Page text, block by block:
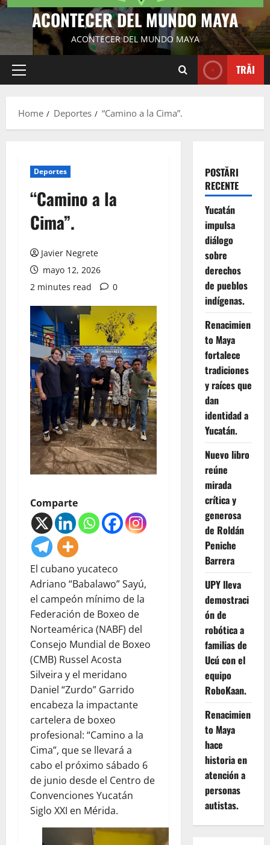
ACONTECER DEL MUNDO MAYA
ACONTECER DEL MUNDO MAYA
Primary
TRĂI
Home Deportes “Camino a la Cima”.
Deportes
“Camino a la
Cima”.
Javier Negrete
mayo 12, 2026
2 minutes read
0
Comparte
El cubano yucateco
Adriano “Babalawo” Sayú,
el campeón mínimo de la
Federación de Boxeo de
Norteamérica (NABF) del
Consejo Mundial de Boxeo
(CMB) Russel Acosta
Silveira y el meridano
Daniel “Zurdo” Garrido
encabeza la impactante
cartelera de boxeo
profesional: “Camino a la
Cima”, que se llevará a
cabo el próximo sábado 6
de junio desde el Centro de
Convenciones Yucatán
Siglo XXI en Mérida.
POSTĂRI
RECENTE
Yucatán
impulsa
diálogo
sobre
derechos
de pueblos
indígenas.
Renacimien
to Maya
fortalece
tradiciones
y raíces que
dan
identidad a
Yucatán.
Nuevo libro
reúne
mirada
crítica y
generosa
de Roldán
Peniche
Barrera
UPY lleva
demostraci
ón de
robótica a
familias de
Ucú con el
equipo
RoboKaan.
Renacimien
to Maya
hace
historia en
atención a
personas
autistas.